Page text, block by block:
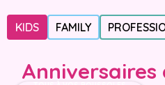
KIDS FAMILY
Anniversaires